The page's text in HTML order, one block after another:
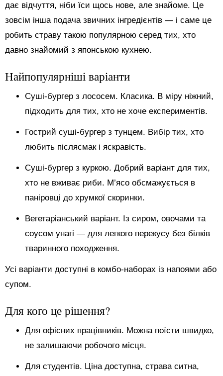
дає відчуття, ніби їси щось нове, але знайоме. Це
зовсім інша подача звичних інгредієнтів — і саме це
робить страву такою популярною серед тих, хто
давно знайомий з японською кухнею.
Найпопулярніші варіанти
Суші-бургер з лососем. Класика. В міру ніжний,
підходить для тих, хто не хоче експериментів.
Гострий суші-бургер з тунцем. Вибір тих, хто
любить післясмак і яскравість.
Суші-бургер з куркою. Добрий варіант для тих,
хто не вживає риби. М’ясо обсмажується в
паніровці до хрумкої скоринки.
Вегетаріанський варіант. Із сиром, овочами та
соусом унагі — для легкого перекусу без білків
тваринного походження.
Усі варіанти доступні в комбо-наборах із напоями або
супом.
Для кого це рішення?
Для офісних працівників. Можна поїсти швидко,
не залишаючи робочого місця.
Для студентів. Ціна доступна, страва ситна,